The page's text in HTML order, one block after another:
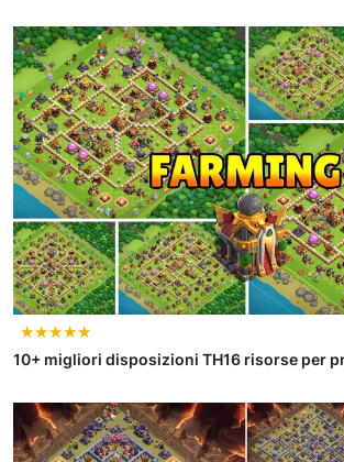
★★★★★
10+ migliori disposizioni TH16 risorse per